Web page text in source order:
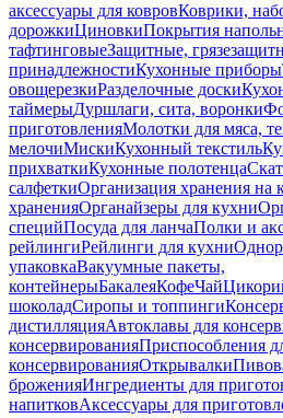
аксессуары для ковровКоврики,
дорожкиЦиновкиПокрытия
тафтинговыеЗащитные,
принадлежностиКухонные приборы
овощерезкиРазделочные доски
таймерыДуршлаги, сита, воронки
приготовленияМолотки для мяса,
мелочиМискиКухонный текстиль
прихваткиКухонные полотенца
салфеткиОрганизация хранения на
храненияОрганайзеры для кухни
специйПосуда для ланчаПолки и
рейлингиРейлинги для кухни
упаковкаВакуумные пакеты,
контейнерыБакалеяКофеЧай
шоколадСиропы и топпинги
дистилляцияАвтоклавы для
консервированияПриспособления
консервированияОткрывалки
броженияИнгредиенты для
напитковАксессуары для